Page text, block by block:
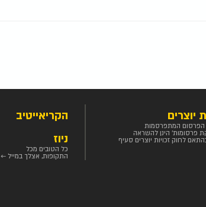
יוצרים
הפרסום המתפרסמות
פרסומות' הינן להשראה
לחוק זכויות יוצרים סעיף
הקריאייטיב
ניוז
כל הטובים מכל
התקופות, אצלך במייל ←